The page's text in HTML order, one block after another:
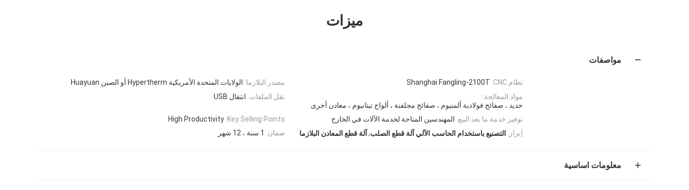
ميزات
مواصفات
مصدر البلازما: الولايات المتحدة الأمريكية Hypertherm أو الصين Huayuan نظام CNC:
Shanghai Fangling-2100T
نقل الملفات: انتقال USB
مواد المعالجة:
حديد ، صفائح فولاذية ألمنيوم ، صفائح مجلفنة ، ألواح تيتانيوم ، معادن أخرى
Key Selling Points:
High Productivity توفير خدمة ما بعد البيع: المهندسين المتاحة لخدمة الآلات في الخارج
ضمان: 1 سنة ، 12 شهر إبراز: التصنيع باستخدام الحاسب الآلي آلة قطع الصلب, آلة قطع المعادن البلازما
معلومات اساسية